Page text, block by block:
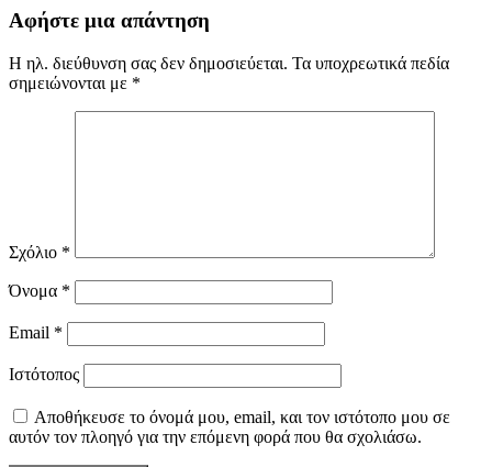
Αφήστε μια απάντηση
Η ηλ. διεύθυνση σας δεν δημοσιεύεται. Τα υποχρεωτικά πεδία
σημειώνονται με *
Σχόλιο *
Όνομα *
Email *
Ιστότοπος
Αποθήκευσε το όνομά μου, email, και τον ιστότοπο μου σε
αυτόν τον πλοηγό για την επόμενη φορά που θα σχολιάσω.